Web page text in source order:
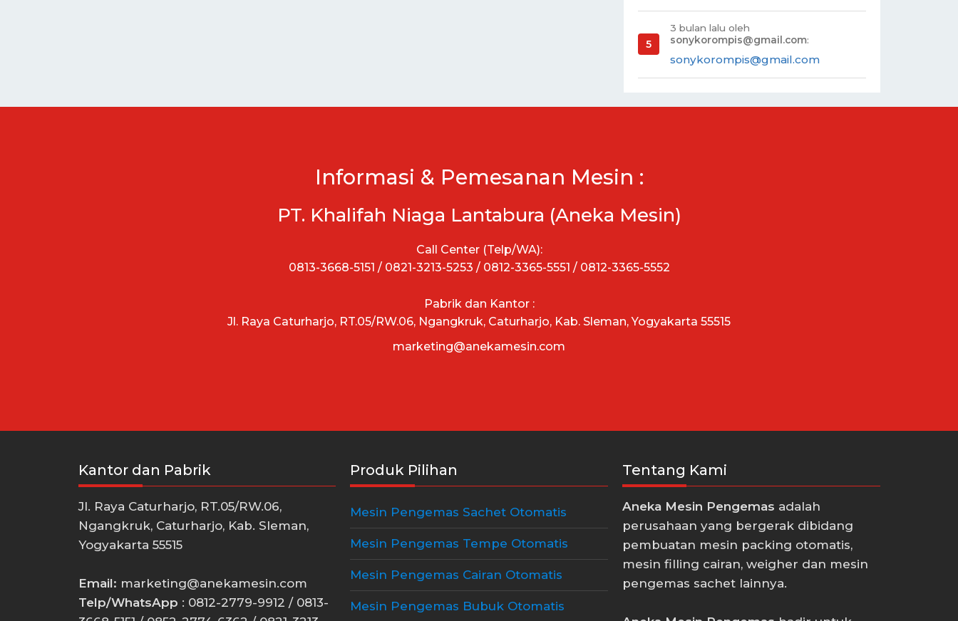
3 bulan lalu oleh
sonykorompis@gmail.com:
sonykorompis@gmail.com
Informasi & Pemesanan Mesin :
PT. Khalifah Niaga Lantabura (Aneka Mesin)
Call Center (Telp/WA):
0813-3668-5151 / 0821-3213-5253 / 0812-3365-5551 / 0812-3365-5552
Pabrik dan Kantor :
Jl. Raya Caturharjo, RT.05/RW.06, Ngangkruk, Caturharjo, Kab. Sleman, Yogyakarta 55515
marketing@anekamesin.com
Kantor dan Pabrik
Jl. Raya Caturharjo, RT.05/RW.06,
Ngangkruk, Caturharjo, Kab. Sleman,
Yogyakarta 55515
Email: marketing@anekamesin.com
Telp/WhatsApp : 0812-2779-9912 / 0813-
Produk Pilihan
Mesin Pengemas Sachet Otomatis
Mesin Pengemas Tempe Otomatis
Mesin Pengemas Cairan Otomatis
Mesin Pengemas Bubuk Otomatis
Tentang Kami
Aneka Mesin Pengemas adalah
perusahaan yang bergerak dibidang
pembuatan mesin packing otomatis,
mesin filling cairan, weigher dan mesin
pengemas sachet lainnya.